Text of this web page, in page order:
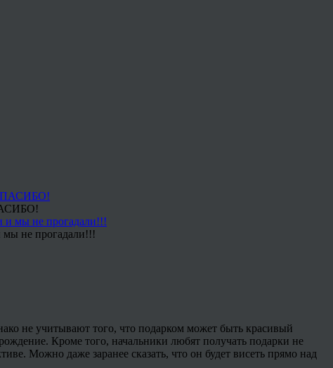
мы не прогадали!!!
не учитывают того, что подарком может быть красивый
Кроме того, начальники любят получать подарки не
Можно даже заранее сказать, что он будет висеть прямо над